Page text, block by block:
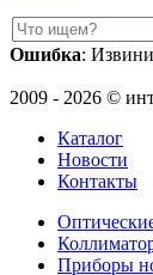
Ошибка:
2009 - 2026 ©
Каталог
Новости
Контакты
Приборы